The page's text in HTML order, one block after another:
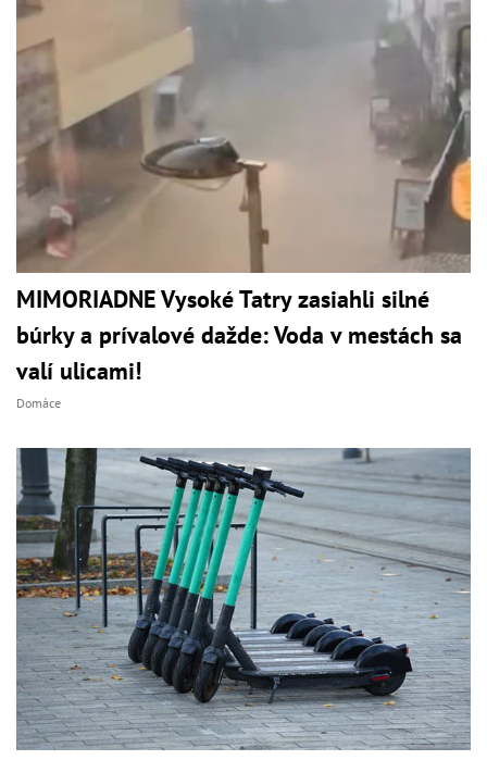
MIMORIADNE Vysoké Tatry zasiahli silné
búrky a prívalové dažde: Voda v mestách sa
valí ulicami!
Domáce